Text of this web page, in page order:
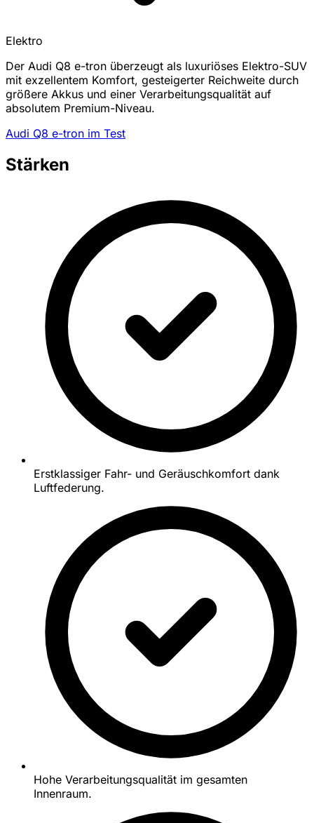
Elektro
Der Audi Q8 e-tron überzeugt als luxuriöses Elektro-SUV
mit exzellentem Komfort, gesteigerter Reichweite durch
größere Akkus und einer Verarbeitungsqualität auf
absolutem Premium-Niveau.
Audi Q8 e-tron im Test
Stärken
Erstklassiger Fahr- und Geräuschkomfort dank
Luftfederung.
Hohe Verarbeitungsqualität im gesamten
Innenraum.